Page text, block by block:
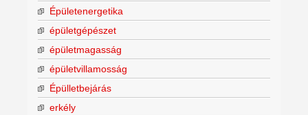
Épületenergetika
épületgépészet
épületmagasság
épületvillamosság
Épülletbejárás
erkély